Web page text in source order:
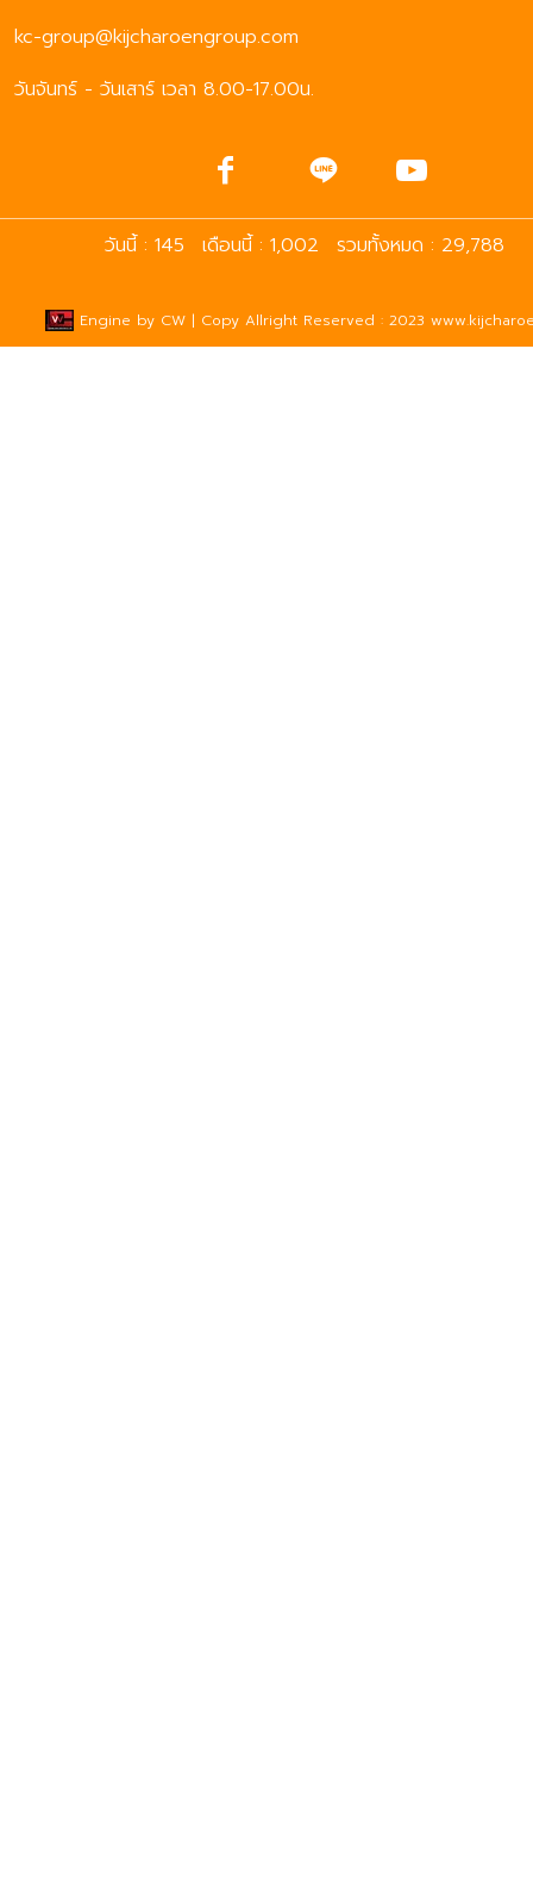
kc-group@kijcharoengroup.com
วันจันทร์ - วันเสาร์ เวลา 8.00-17.00น.
วันนี้ : 145 เดือนนี้ : 1,002 รวมทั้งหมด : 29,788
Engine by CW | Copy Allright Reserved : 2023